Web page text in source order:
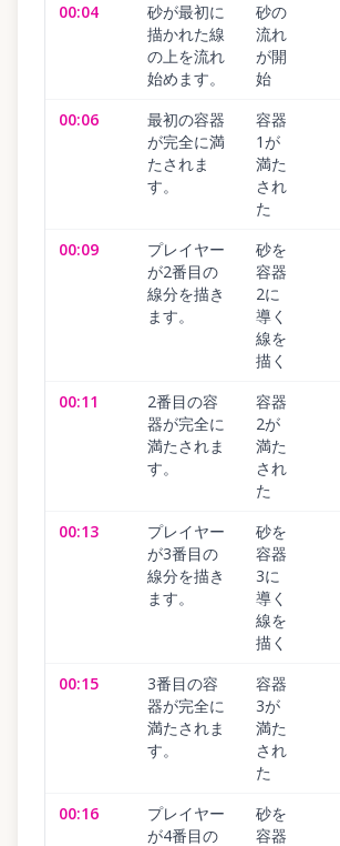
00:04
砂が最初に
描かれた線
の上を流れ
始めます。
砂の
流れ
が開
始
00:06
最初の容器
が完全に満
たされま
す。
容器
1が
満た
され
た
00:09
プレイヤー
が2番目の
線分を描き
ます。
砂を
容器
2に
導く
線を
描く
00:11
2番目の容
器が完全に
満たされま
す。
容器
2が
満た
され
た
00:13
プレイヤー
が3番目の
線分を描き
ます。
砂を
容器
3に
導く
線を
描く
00:15
3番目の容
器が完全に
満たされま
す。
容器
3が
満た
され
た
00:16
プレイヤー
が4番目の
砂を
容器